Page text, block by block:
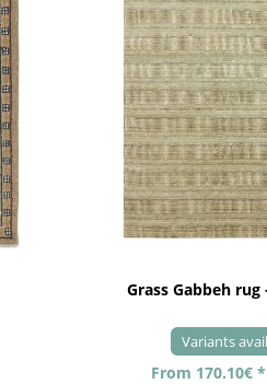
Grass Gabbeh rug
Variants
From 170.10€ *